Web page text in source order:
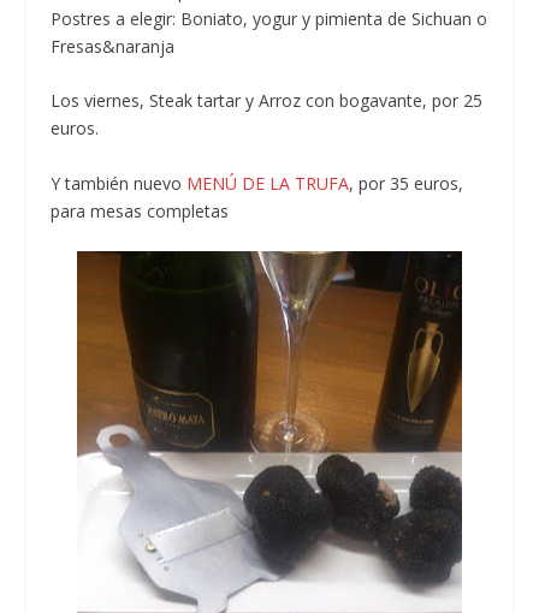
Postres a elegir: Boniato, yogur y pimienta de Sichuan o
Fresas&naranja
Los viernes,Steak tartar y Arroz con bogavante, por 25
euros.
Y también nuevo MENÚ DE LA TRUFA, por 35 euros,
para mesas completas